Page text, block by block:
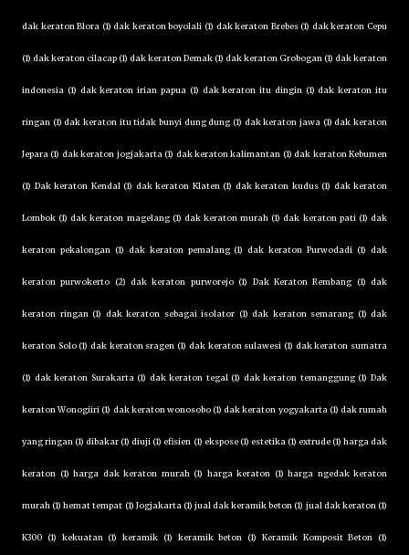
dak keraton Blora (1) dak keraton boyolali (1) dak keraton Brebes (1) dak keraton Cepu
(1) dak keraton cilacap (1) dak keraton Demak (1) dak keraton Grobogan (1) dak keraton
indonesia (1) dak keraton irian papua (1) dak keraton itu dingin (1) dak keraton itu
ringan (1) dak keraton itu tidak bunyi dung dung (1) dak keraton jawa (1) dak keraton
Jepara (1) dak keraton jogjakarta (1) dak keraton kalimantan (1) dak keraton Kebumen
(1) Dak keraton Kendal (1) dak keraton Klaten (1) dak keraton kudus (1) dak keraton
Lombok (1) dak keraton magelang (1) dak keraton murah (1) dak keraton pati (1) dak
keraton pekalongan (1) dak keraton pemalang (1) dak keraton Purwodadi (1) dak
keraton purwokerto (2) dak keraton purworejo (1) Dak Keraton Rembang (1) dak
keraton ringan (1) dak keraton sebagai isolator (1) dak keraton semarang (1) dak
keraton Solo (1) dak keraton sragen (1) dak keraton sulawesi (1) dak keraton sumatra
(1) dak keraton Surakarta (1) dak keraton tegal (1) dak keraton temanggung (1) Dak
keraton Wonogiiri (1) dak keraton wonosobo (1) dak keraton yogyakarta (1) dak rumah
yang ringan (1) dibakar (1) diuji (1) efisien (1) ekspose (1) estetika (1) extrude (1) harga dak
keraton (1) harga dak keraton murah (1) harga keraton (1) harga ngedak keraton
murah (1) hemat tempat (1) Jogjakarta (1) jual dak keramik beton (1) jual dak keraton (1)
K300 (1) kekuatan (1) keramik (1) keramik beton (1) Keramik Komposit Beton (1)